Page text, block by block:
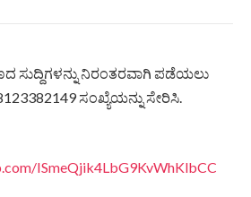
ಸುದ್ದಿಗಳನ್ನು ನಿರಂತರವಾಗಿ ಪಡೆಯಲು
ಸಂಖ್ಯೆಯನ್ನು ಸೇರಿಸಿ.
ISmeQjik4LbG9KvWhKlbCC